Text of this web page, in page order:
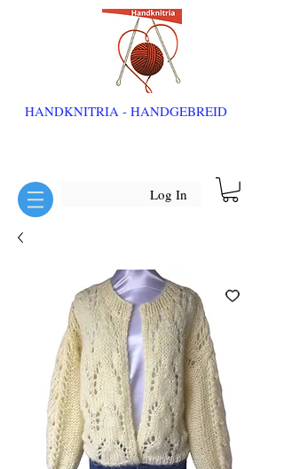
HANDKNITRIA - HANDGEBREID
Log In